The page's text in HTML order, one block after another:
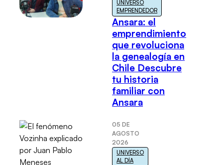
UNIVERSO
EMPRENDEDOR
Ansara: el
emprendimiento
que revoluciona
la genealogía en
Chile Descubre
tu historia
familiar con
Ansara
05 DE
AGOSTO
2026
UNIVERSO
AL DÍA